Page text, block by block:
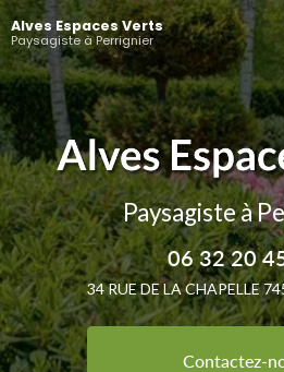
Aller
au
contenu
principal
Alves Espaces Verts
Paysagiste à Perrignier
Paysagiste à
06 32 20
34 RUE DE LA CHAPELLE
Contactez-